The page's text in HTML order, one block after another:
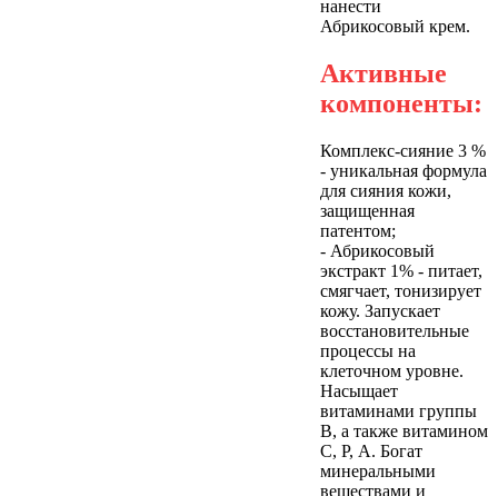
нанести
Абрикосовый крем.
Активные
компоненты:
Комплекс-сияние 3 %
- уникальная формула
для сияния кожи,
защищенная
патентом;
- Абрикосовый
экстракт 1% - питает,
смягчает, тонизирует
кожу. Запускает
восстановительные
процессы на
клеточном уровне.
Насыщает
витаминами группы
B, а также витамином
C, P, А. Богат
минеральными
веществами и